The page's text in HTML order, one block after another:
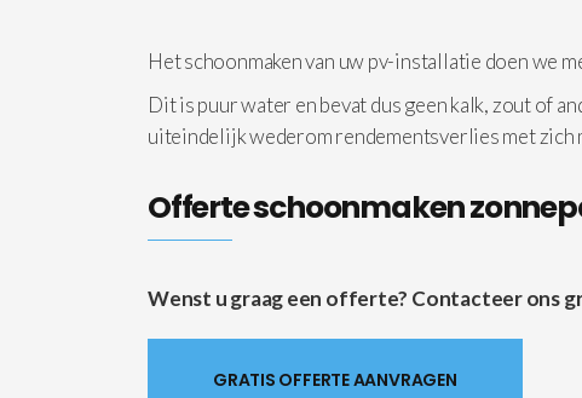
Het schoonmaken van uw pv-installatie doen we
Dit is puur water en bevat dus geen kalk, zout of
uiteindelijk wederom rendementsverlies met zich
Offerte schoonmaken
Wenst u graag een offerte? Contacteer ons
GRATIS OFFERTE AANVRAGEN